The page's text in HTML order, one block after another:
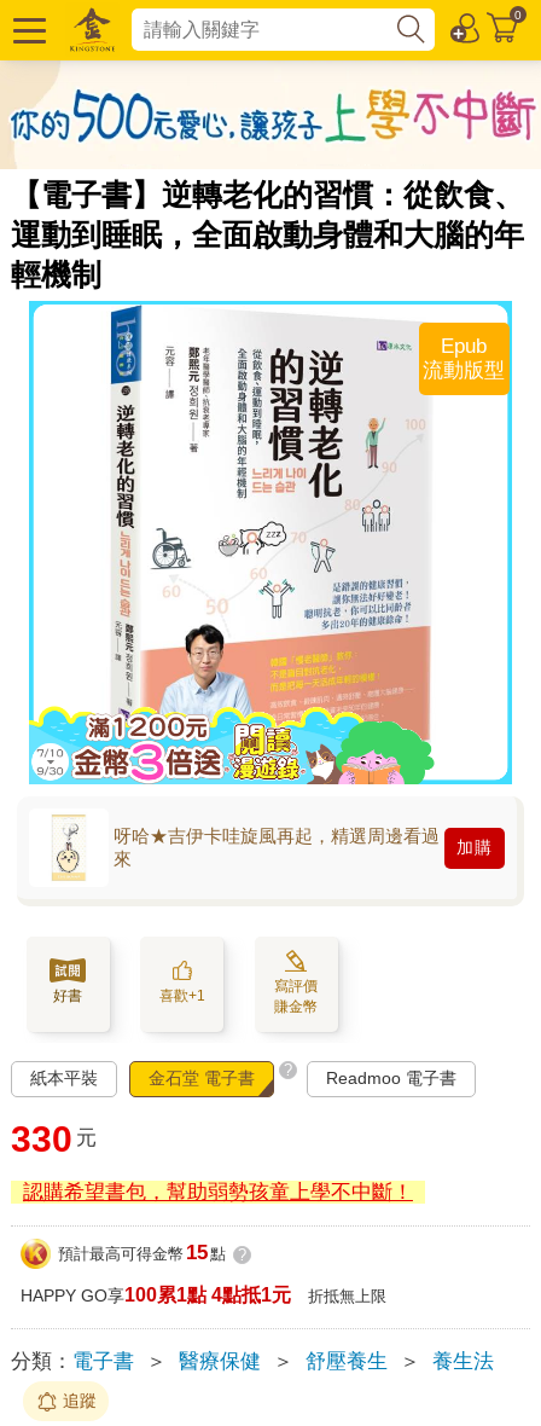
0
【電子書】逆轉老化的習慣：從飲食、
運動到睡眠，全面啟動身體和大腦的年
輕機制
Epub
流動版型
呀哈★吉伊卡哇旋風再起，精選周邊看過
來
加購
好書 喜歡+1
寫評價
賺金幣
紙本平裝 金石堂 電子書 ? Readmoo 電子書
330 元
認購希望書包，幫助弱勢孩童上學不中斷！
預計最高可得金幣 15點 ?
HAPPY GO享100累1點 4點抵1元 折抵無上限
分類： 電子書 ＞ 醫療保健 ＞ 舒壓養生 ＞ 養生法
追蹤